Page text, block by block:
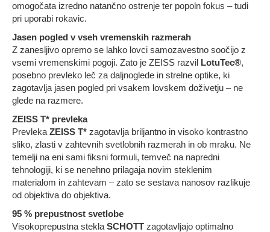
omogočata izredno natančno ostrenje ter popoln fokus – tudi
pri uporabi rokavic.
Jasen pogled v vseh vremenskih razmerah
Z zanesljivo opremo se lahko lovci samozavestno soočijo z
vsemi vremenskimi pogoji. Zato je ZEISS razvil LotuTec®,
posebno prevleko leč za daljnoglede in strelne optike, ki
zagotavlja jasen pogled pri vsakem lovskem doživetju – ne
glede na razmere.
ZEISS T* prevleka
Prevleka ZEISS T* zagotavlja briljantno in visoko kontrastno
sliko, zlasti v zahtevnih svetlobnih razmerah in ob mraku. Ne
temelji na eni sami fiksni formuli, temveč na napredni
tehnologiji, ki se nenehno prilagaja novim steklenim
materialom in zahtevam – zato se sestava nanosov razlikuje
od objektiva do objektiva.
95 % prepustnost svetlobe
Visokoprepustna stekla SCHOTT zagotavljajo optimalno